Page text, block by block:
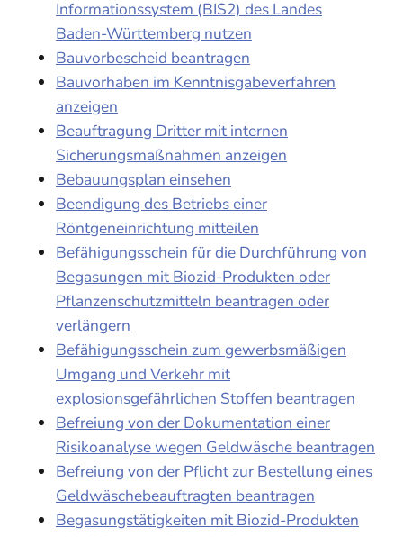
Informationssystem (BIS2) des Landes
Baden-Württemberg nutzen
Bauvorbescheid beantragen
Bauvorhaben im Kenntnisgabeverfahren
anzeigen
Beauftragung Dritter mit internen
Sicherungsmaßnahmen anzeigen
Bebauungsplan einsehen
Beendigung des Betriebs einer
Röntgeneinrichtung mitteilen
Befähigungsschein für die Durchführung von
Begasungen mit Biozid-Produkten oder
Pflanzenschutzmitteln beantragen oder
verlängern
Befähigungsschein zum gewerbsmäßigen
Umgang und Verkehr mit
explosionsgefährlichen Stoffen beantragen
Befreiung von der Dokumentation einer
Risikoanalyse wegen Geldwäsche beantragen
Befreiung von der Pflicht zur Bestellung eines
Geldwäschebeauftragten beantragen
Begasungstätigkeiten mit Biozid-Produkten